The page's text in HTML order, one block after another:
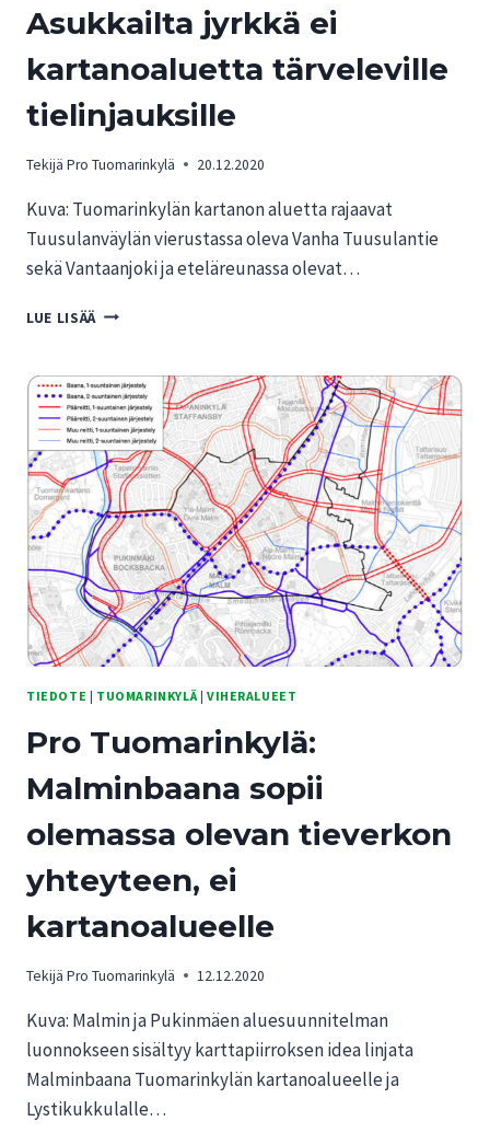
Asukkailta jyrkkä ei
kartanoaluetta tärveleville
tielinjauksille
Tekijä Pro Tuomarinkylä 20.12.2020
Kuva: Tuomarinkylän kartanon aluetta rajaavat
Tuusulanväylän vierustassa oleva Vanha Tuusulantie
sekä Vantaanjoki ja eteläreunassa olevat…
LUE LISÄÄ ASUKKAILTA
KARTANOALUETTA
TÄRVELEVILLE
TIELINJAUKSILLE
TIEDOTE | TUOMARINKYLÄ| VIHERALUEET
Pro Tuomarinkylä:
Malminbaana sopii
olemassa olevan tieverkon
yhteyteen, ei
kartanoalueelle
Tekijä Pro Tuomarinkylä 12.12.2020
Kuva: Malmin ja Pukinmäen aluesuunnitelman
luonnokseen sisältyy karttapiirroksen idea linjata
Malminbaana Tuomarinkylän kartanoalueelle ja
Lystikukkulalle…